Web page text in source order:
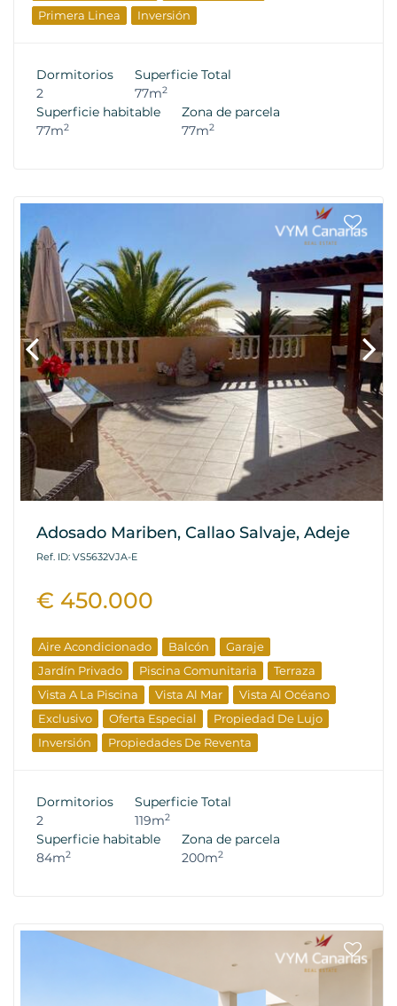
Primera Linea
Inversión
Dormitorios
2
Superficie Total
77m2
Superficie habitable
77m2
Zona de parcela
77m2
Adosado Mariben, Callao Salvaje, Adeje
Ref. ID: VS5632VJA-E
€ 450.000
Aire Acondicionado Balcón
Garaje
Jardín Privado
Piscina Comunitaria
Terraza
Vista A La Piscina
Vista Al Mar
Vista Al Océano
Exclusivo
Oferta Especial
Propiedad De Lujo
Inversión
Propiedades De Reventa
Dormitorios
2
Superficie Total
119m2
Superficie habitable
84m2
Zona de parcela
200m2